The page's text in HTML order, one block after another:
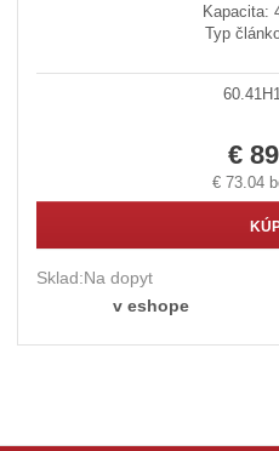
Kapacita:
Typ
€
€ 73.04
Sklad:Na dopyt
v eshope